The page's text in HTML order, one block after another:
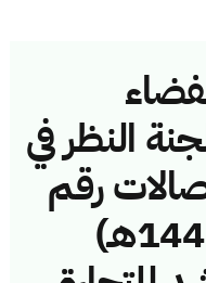
النظر في
رقم
(4374280/ق/1443هـ)